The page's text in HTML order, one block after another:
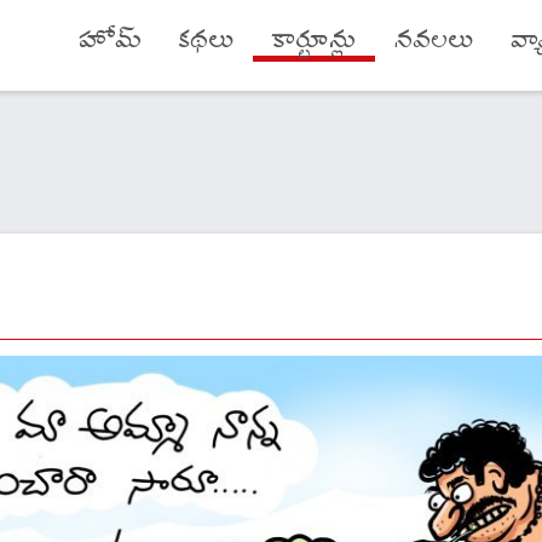
హోమ్ కథలు కార్టూన్లు నవలలు